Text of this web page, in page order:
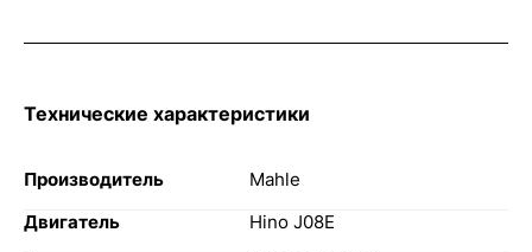
Технические характеристики
Производитель
Mahle
Двигатель
Hino J08E